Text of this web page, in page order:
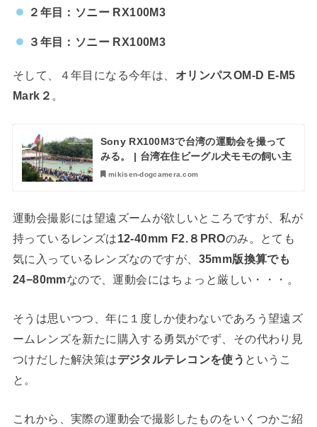
２年目：ソニー RX100M3
３年目：ソニー RX100M3
そして、４年目になる今年は、 オリンパスOM-D E-M5
Mark２ 。
Sony RX100M3で台湾の運動会を撮って
みる。 | 台湾在住ビーグル犬モモの飼い主
mikisen-dogcamera.com
運動会撮影には望遠ズームが欲しいところですが、私が
持っているレンズは12-40mm F2.８PROのみ。とても
気に入っているレンズなのですが、 35mm版換算でも
24−80mmなので、運動会にはちょっと厳しい・・・。
そうは思いつつ、年に１度しか使わないであろう望遠ズ
ームレンズを新たに購入する勇気がでず、その代わり見
つけだした解決策はデジタルテレコンを使う というこ
と。
これから、実際の運動会で撮影したものをいくつかご紹